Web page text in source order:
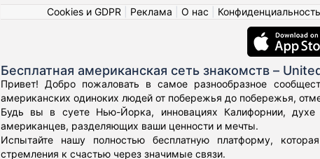
Cookies и GDPR
Реклама О нас Конфиденциальность
Бесплатная американская сеть знакомств –
Привет! Добро пожаловать в самое разнообразное
американских одиноких людей от побережья до побережья,
Будь вы в суете Нью-Йорка, инновациях Калифорнии,
американцев, разделяющих ваши ценности и мечты.
Испытайте нашу полностью бесплатную платформу,
стремления к счастью через значимые связи.